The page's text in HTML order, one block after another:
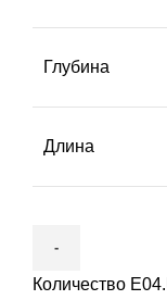
Глубина
Длина
Количество